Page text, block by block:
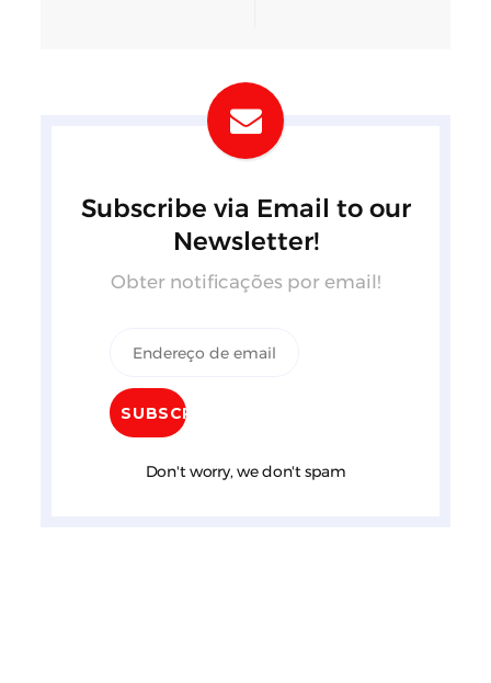
Subscribe via Email to our
Newsletter!
Obter notificações por email!
Don't worry, we don't spam